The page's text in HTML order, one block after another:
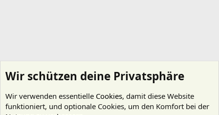
Wir schützen deine Privatsphäre
Wir verwenden essentielle Cookies, damit diese Website
funktioniert, und optionale Cookies, um den Komfort bei der